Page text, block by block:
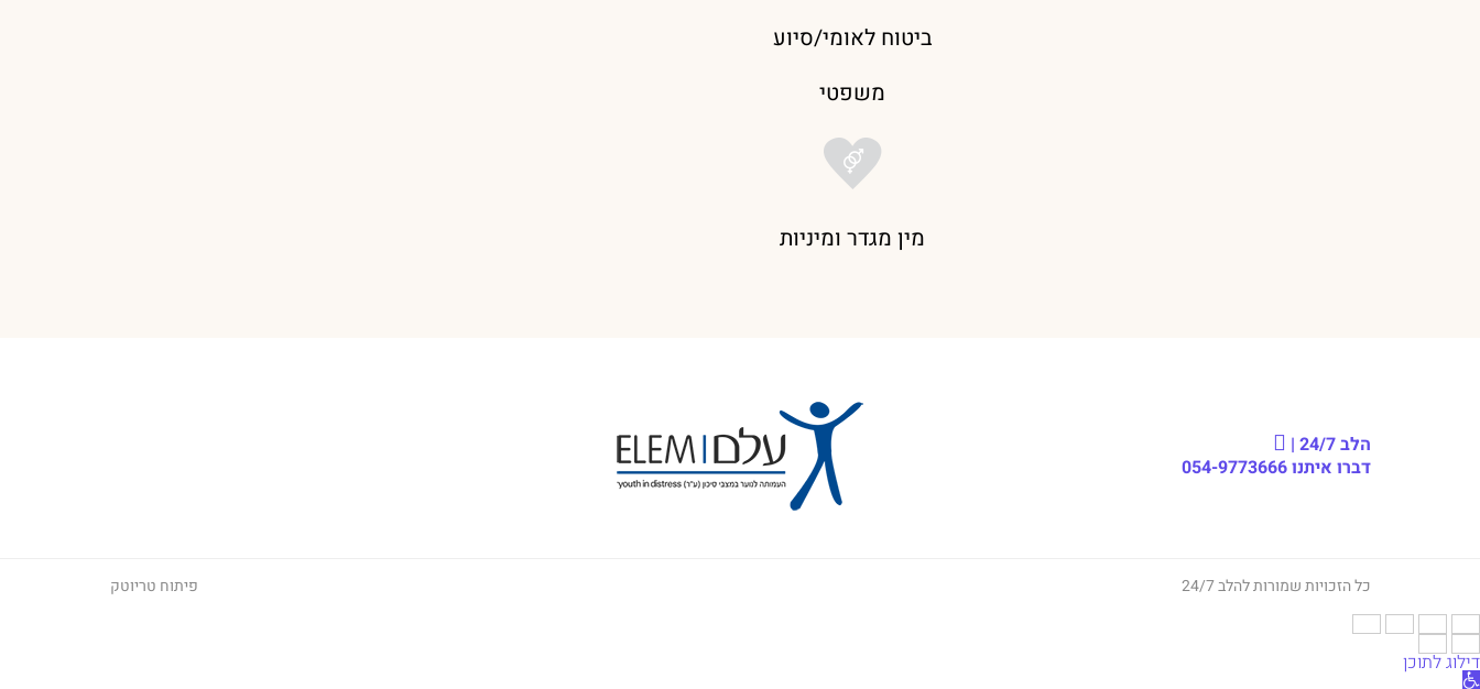
ביטוח לאומי/סיוע
משפטי
מין מגדר ומיניות
הלב 24/7 |
דברו איתנו054-9773666
כל הזכויות שמורות להלב 24/7 פיתוח טריוטק
דילוג לתוכן
פתח